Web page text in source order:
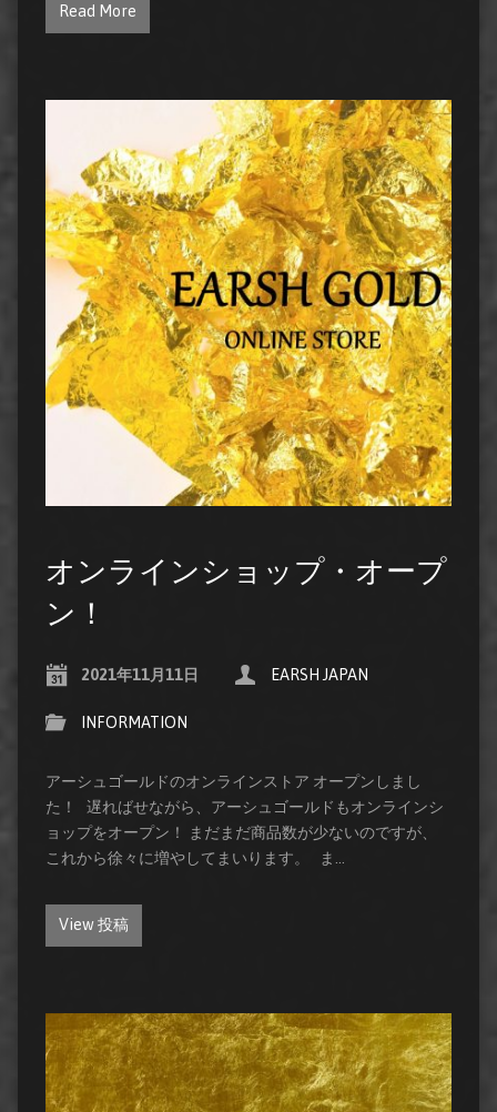
Read More
オンラインショップ・オープ
ン！
2021年11月11日 EARSH JAPAN
INFORMATION
アーシュゴールドのオンラインストア オープンしまし
た！ 遅ればせながら、アーシュゴールドもオンラインシ
ョップをオープン！ まだまだ商品数が少ないのですが、
これから徐々に増やしてまいります。 ま…
View 投稿